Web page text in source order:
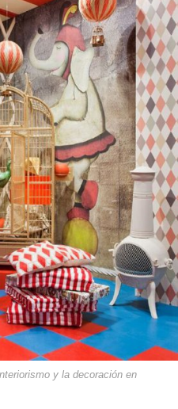
y la decoración en